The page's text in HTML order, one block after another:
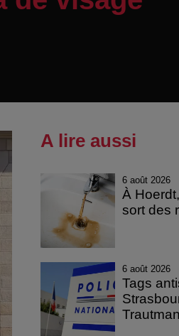
A lire aussi
6 août 2026
À
sort des
6 août 2026
Tags